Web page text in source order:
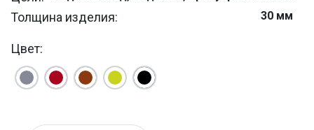
Толщина изделия: 30 мм
На паллете м/кв:
Назначение:
Цвет: